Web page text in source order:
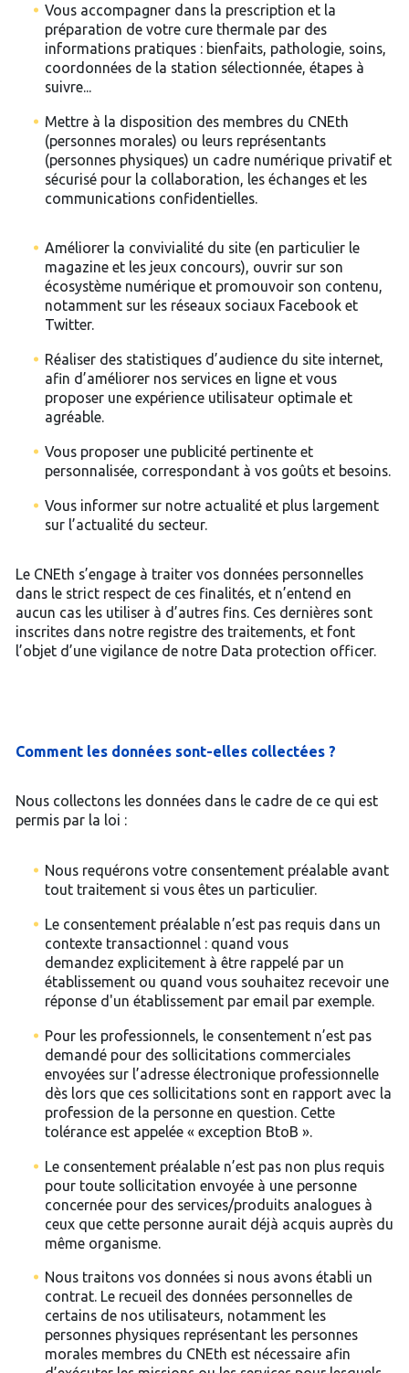
Vous accompagner dans la prescription et la
préparation de votre cure thermale par des
informations pratiques : bienfaits, pathologie, soins,
coordonnées de la station sélectionnée, étapes à
suivre...
Mettre à la disposition des membres du CNEth
(personnes morales) ou leurs représentants
(personnes physiques) un cadre numérique privatif et
sécurisé pour la collaboration, les échanges et les
communications confidentielles.
Améliorer la convivialité du site (en particulier le
magazine et les jeux concours), ouvrir sur son
écosystème numérique et promouvoir son contenu,
notamment sur les réseaux sociaux Facebook et
Twitter.
Réaliser des statistiques d’audience du site internet,
afin d’améliorer nos services en ligne et vous
proposer une expérience utilisateur optimale et
agréable.
Vous proposer une publicité pertinente et
personnalisée, correspondant à vos goûts et besoins.
Vous informer sur notre actualité et plus largement
sur l’actualité du secteur.
Le CNEth s’engage à traiter vos données personnelles
dans le strict respect de ces finalités, et n’entend en
aucun cas les utiliser à d’autres fins. Ces dernières sont
inscrites dans notre registre des traitements, et font
l’objet d’une vigilance de notre Data protection officer.
Comment les données sont-elles collectées ?
Nous collectons les données dans le cadre de ce qui est
permis par la loi :
Nous requérons votre consentement préalable avant
tout traitement si vous êtes un particulier.
Le consentement préalable n’est pas requis dans un
contexte transactionnel : quand vous
demandez explicitement à être rappelé par un
établissement ou quand vous souhaitez recevoir une
réponse d'un établissement par email par exemple.
Pour les professionnels, le consentement n’est pas
demandé pour des sollicitations commerciales
envoyées sur l’adresse électronique professionnelle
dès lors que ces sollicitations sont en rapport avec la
profession de la personne en question. Cette
tolérance est appelée « exception BtoB ».
Le consentement préalable n’est pas non plus requis
pour toute sollicitation envoyée à une personne
concernée pour des services/produits analogues à
ceux que cette personne aurait déjà acquis auprès du
même organisme.
Nous traitons vos données si nous avons établi un
contrat. Le recueil des données personnelles de
certains de nos utilisateurs, notamment les
personnes physiques représentant les personnes
morales membres du CNEth est nécessaire afin